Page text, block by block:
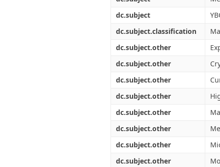
dc.subject
dc.subject.classification
dc.subject.other
dc.subject.other
dc.subject.other
dc.subject.other
dc.subject.other
dc.subject.other
dc.subject.other
dc.subject.other